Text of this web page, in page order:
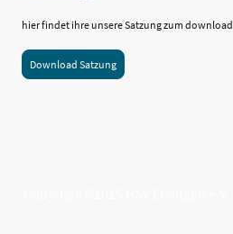
hier findet ihre unsere Satzung zum download
Download Satzung